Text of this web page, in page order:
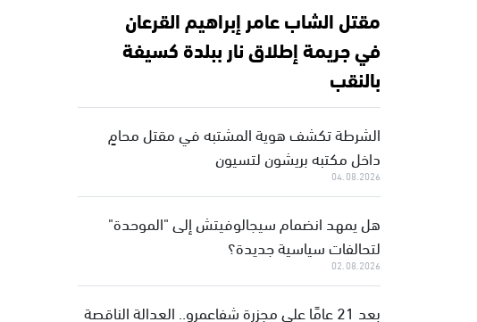
مقتل الشاب عامر إبراهيم القرعان
في جريمة إطلاق نار ببلدة كسيفة
بالنقب
الشرطة تكشف هوية المشتبه في مقتل محامٍ
داخل مكتبه بريشون لتسيون
04.08.2026
هل يمهد انضمام سيجالوفيتش إلى "الموحدة"
لتحالفات سياسية جديدة؟
02.08.2026
بعد 21 عامًا على مجزرة شفاعمرو.. العدالة الناقصة